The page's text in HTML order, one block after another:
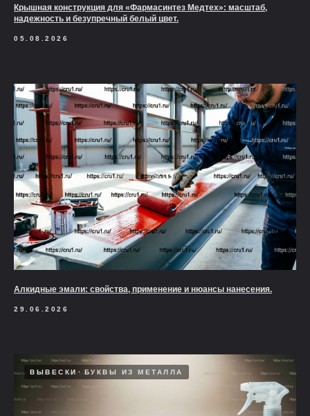
Крышная конструкция для «Фармасинтез Медтех»: масштаб,
надежность и безупречный белый цвет.
05.08.2026
Алкидные эмали: свойства, применение и нюансы нанесения.
29.06.2026
ВЫВЕСКИ БУКВЫ ИЗ МЕТАЛЛА